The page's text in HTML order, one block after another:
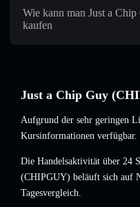
Wie kann man Just a
kaufen
Just a Chip Guy
Aufgrund der sehr geringen
Kursinformationen verfügbar.
Die Handelsaktivität über 24
(CHIPGUY) beläuft sich auf
Tagesvergleich.